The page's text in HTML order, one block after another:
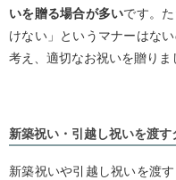
いを贈る場合が多いです。
けない」というマナーはな
考え、適切なお祝いを贈りま
新築祝い・引越し祝いを渡す
新築祝いや引越し祝いを渡す